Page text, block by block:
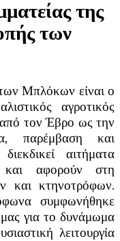
της
των
Μπλόκων είναι ο
αγροτικός
τον Έβρο ως την
παρέμβαση και
αιτήματα
και αφορούν στη
και κτηνοτρόφων.
συμφωνήθηκε
για το δυνάμωμα
λειτουργία